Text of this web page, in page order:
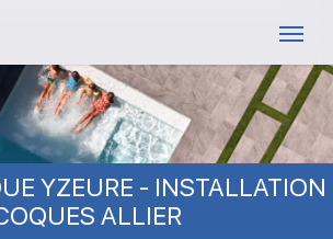
YZEURE - INSTALLATION
ALLIER